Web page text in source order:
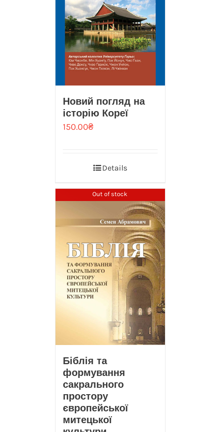
Новий погляд на
iсторiю Кореї
150.00₴
Details
Out of stock
Біблія та
формування
сакрального
простору
європейської
митецької